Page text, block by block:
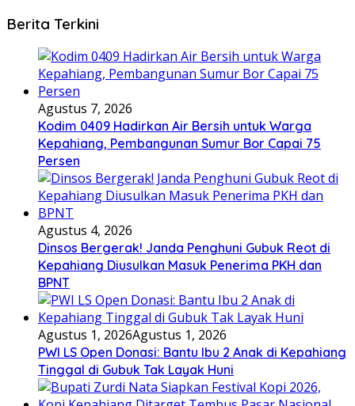
Berita Terkini
Agustus 7, 2026
Kodim 0409 Hadirkan Air Bersih untuk Warga
Kepahiang, Pembangunan Sumur Bor Capai 75
Persen
Agustus 4, 2026
Dinsos Bergerak! Janda Penghuni Gubuk Reot di
Kepahiang Diusulkan Masuk Penerima PKH dan
BPNT
Agustus 1, 2026Agustus 1, 2026
PWI LS Open Donasi: Bantu Ibu 2 Anak di Kepahiang
Tinggal di Gubuk Tak Layak Huni